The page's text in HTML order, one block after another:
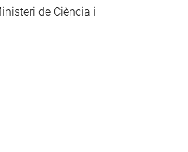
de Ciència i